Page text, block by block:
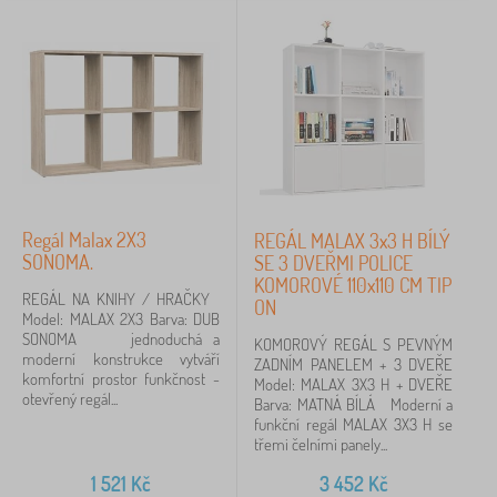
Regál Malax 2X3
SONOMA.
REGÁL NA KNIHY / HRAČKY
Model: MALAX 2X3 Barva: DUB
SONOMA jednoduchá a
moderní konstrukce vytváří
komfortní prostor funkčnost -
otevřený regál...
1 521 Kč
REGÁL MALAX 3x3 H BÍLÝ
SE 3 DVEŘMI POLICE
KOMOROVÉ 110x110 CM TIP
ON
KOMOROVÝ REGÁL S PEVNÝM
ZADNÍM PANELEM + 3 DVEŘE
Model: MALAX 3X3 H + DVEŘE
Barva: MATNÁ BÍLÁ Moderní a
funkční regál MALAX 3X3 H se
třemi čelními panely...
3 452Kč